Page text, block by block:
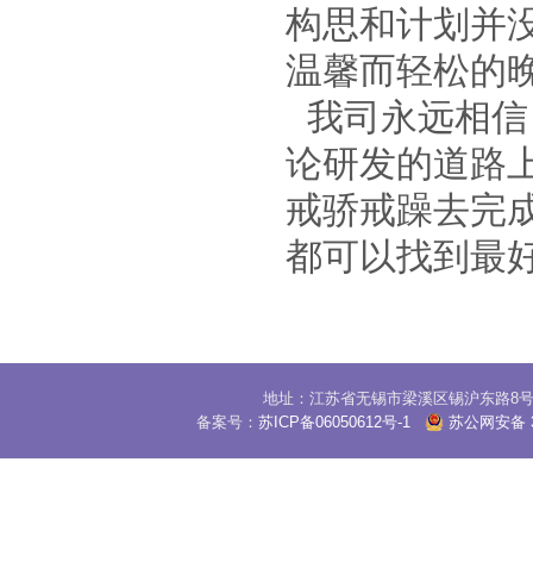
构思和计划并
温馨而轻松的
我司永远相
论研发的道路
戒骄戒躁去完
都可以找到最
地址：江苏省无锡市梁溪区锡沪东路8
备案号： 苏ICP备06050612号-1 苏公网安备